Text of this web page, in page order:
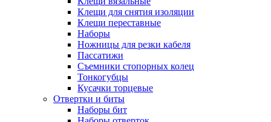
Клещи для снятия изоляции
Клещи переставные
Наборы
Ножницы для резки кабеля
Пассатижи
Съемники стопорных колец
Тонкогубцы
Кусачки торцевые
Отвертки и биты
Наборы бит